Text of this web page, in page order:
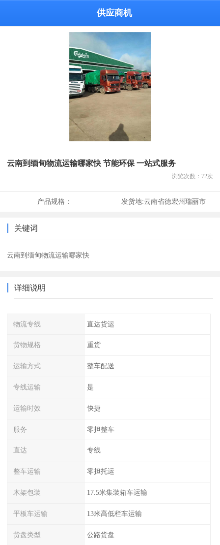
供应商机
云南到缅甸物流运输哪家快 节能环保 一站式服务
浏览次数： 72次
产品规格： 发货地:云南省德宏州瑞丽市
关键词
云南到缅甸物流运输哪家快
详细说明
物流专线 直达货运
货物规格 重货
运输方式 整车配送
专线运输 是
运输时效 快捷
服务 零担整车
直达 专线
整车运输 零担托运
木架包装 17.5米集装箱车运输
平板车运输 13米高低栏车运输
货盘类型 公路货盘